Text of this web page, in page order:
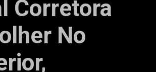
Corretora
No